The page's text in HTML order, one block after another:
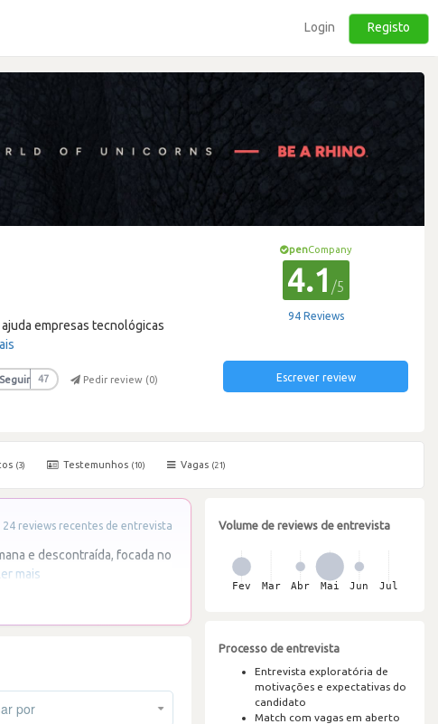
Login Registo
empresas tecnológicas
47 Pedir review (0)
penCompany
4.1 /5
94 Reviews
Escrever review
(3) Testemunhos (10) Vagas (21)
24 reviews recentes de entrevista
e descontraída, focada no
mais
por
Volume de reviews de entrevista
Processo de entrevista
Entrevista exploratória de
motivações e expectativas do
candidato
Match com vagas em aberto